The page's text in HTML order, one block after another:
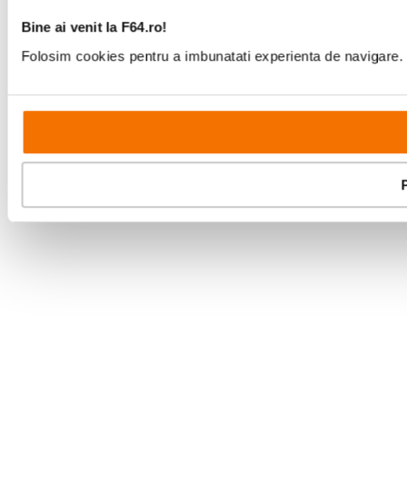
Bine ai venit la F64.ro!
Folosim cookies pentru a imbunatati experienta de